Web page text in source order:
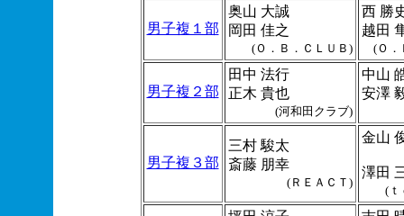
男子複１部
奥山 大誠
岡田 佳之
(Ｏ．Ｂ．ＣＬＵＢ)
西 勝
越田
(Ｏ．
男子複２部
田中 法行
正木 貴也
(河和田クラブ)
中山
安澤
男子複３部
三村 駿太
斎藤 朋幸
(ＲＥＡＣＴ)
金山
澤田
(ｔ